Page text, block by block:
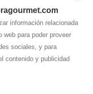
información relacionada
para poder proveer
sociales, y para
contenido y publicidad
Salón Gourmets de
2024, CIBUS en Parma
Food and Fine Fair
París (Francia) del 19 al
08F/24/SO0009.